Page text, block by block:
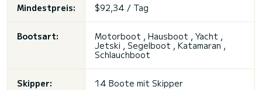
Mindestpreis: $92,34 / Tag
Bootsart:
Motorboot , Hausboot , Yacht ,
Jetski , Segelboot , Katamaran ,
Schlauchboot
Skipper: 14 Boote mit Skipper